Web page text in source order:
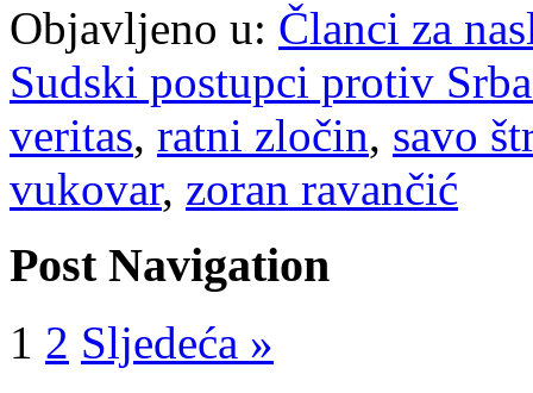
Objavljeno u: Članci za
Sudski postupci protiv
veritas, ratni zločin, savo
vukovar, zoran ravančić
Post Navigation
1 2 Sljedeća »